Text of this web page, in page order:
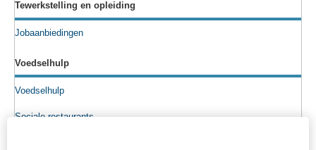
Tewerkstelling en opleiding
Jobaanbiedingen
Voedselhulp
Voedselhulp
Sociale restaurants